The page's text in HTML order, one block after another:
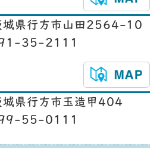
県行方市山田2564-10
35-2111
県行方市玉造甲404
55-0111